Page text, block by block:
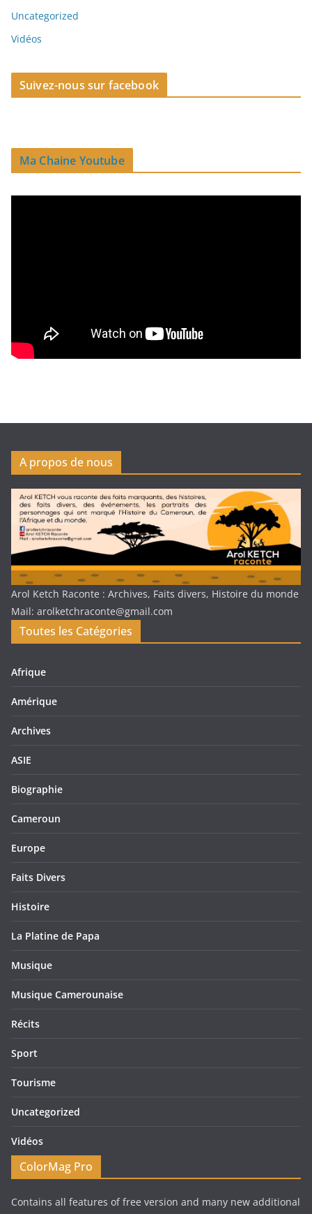
Uncategorized
Vidéos
Suivez-nous sur facebook
Ma Chaine Youtube
A propos de nous
Arol Ketch Raconte : Archives, Faits divers, Histoire du monde
Mail: arolketchraconte@gmail.com
Toutes les Catégories
Afrique
Amérique
Archives
ASIE
Biographie
Cameroun
Europe
Faits Divers
Histoire
La Platine de Papa
Musique
Musique Camerounaise
Récits
Sport
Tourisme
Uncategorized
Vidéos
ColorMag Pro
Contains all features of free version and many new additional